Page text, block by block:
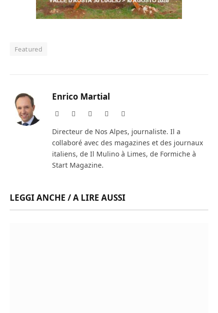
Featured
Enrico Martial
Website Facebook Instagram
Directeur de Nos Alpes, journaliste. Il a
collaboré avec des magazines et des journaux
italiens, de Il Mulino à Limes, de Formiche à
Start Magazine.
LEGGI ANCHE / A LIRE AUSSI